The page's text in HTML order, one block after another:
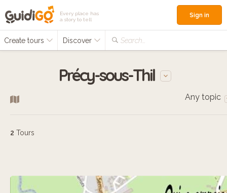
Every place has
a story to tell
Create tours Discover Search...
Sign in
Précy-sous-Thil
Any topic
2 Tours